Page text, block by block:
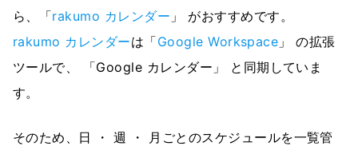
ら、「rakumo カレンダー 」 がおすすめです。
rakumo カレンダーは「Google Workspace 」 の拡張
ツールで、 「Google カレンダー」 と同期していま
す。
そのため、日 ・ 週 ・ 月ごとのスケジュールを一覧管